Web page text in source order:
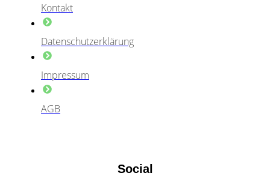
Kontakt
Datenschutzerklärung
Impressum
AGB
Social